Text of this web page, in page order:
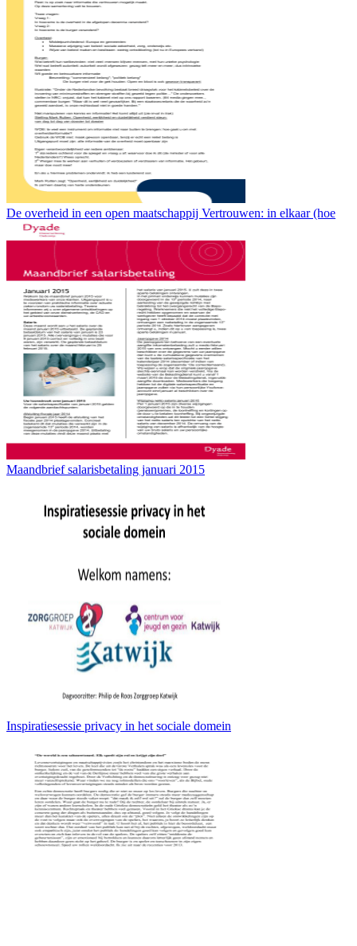
De overheid in een open maatschappij Vertrouwen: in elkaar (hoe
Maandbrief salarisbetaling januari 2015
Inspiratiesessie privacy in het sociale domein